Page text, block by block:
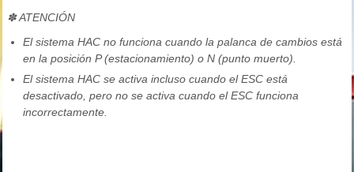
✽ ATENCIÓN
El sistema HAC no funciona cuando la palanca de cambios está
en la posición P (estacionamiento) o N (punto muerto).
El sistema HAC se activa incluso cuando el ESC está
desactivado, pero no se activa cuando el ESC funciona
incorrectamente.